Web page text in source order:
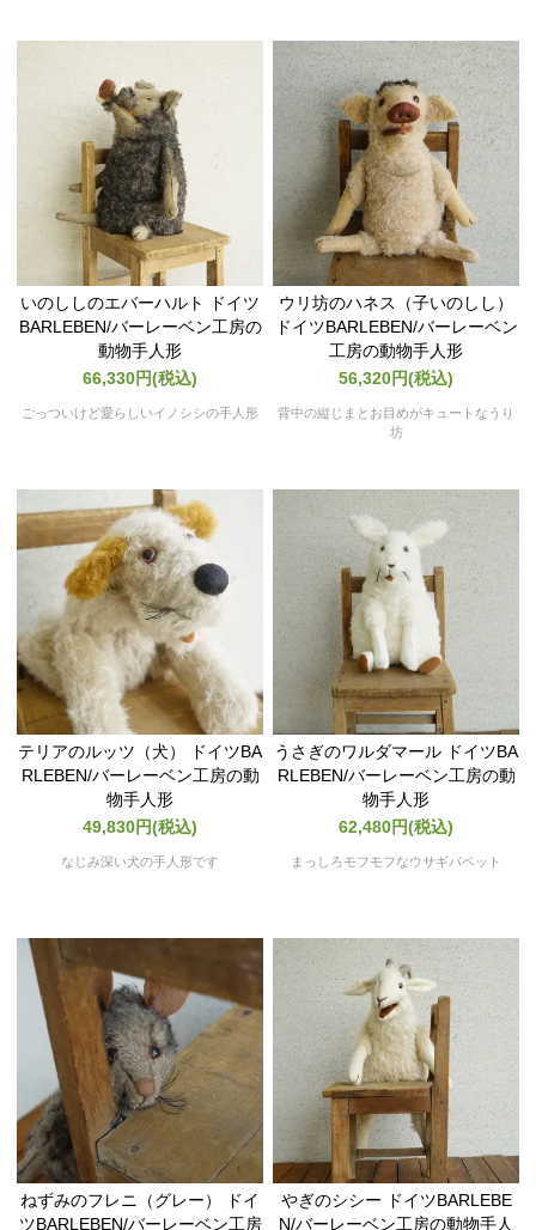
いのししのエバーハルト ドイツ
BARLEBEN/バーレーベン工房の
動物手人形
66,330円(税込)
ごっついけど愛らしいイノシシの手人形
ウリ坊のハネス（子いのしし）
ドイツBARLEBEN/バーレーベン
工房の動物手人形
56,320円(税込)
背中の縦じまとお目めがキュートなうり
坊
テリアのルッツ（犬） ドイツBA
RLEBEN/バーレーベン工房の動
物手人形
49,830円(税込)
なじみ深い犬の手人形です
うさぎのワルダマール ドイツBA
RLEBEN/バーレーベン工房の動
物手人形
62,480円(税込)
まっしろモフモフなウサギパペット
ねずみのフレニ（グレー） ドイ
ツBARLEBEN/バーレーベン工房
やぎのシシー ドイツBARLEBE
N/バーレーベン工房の動物手人